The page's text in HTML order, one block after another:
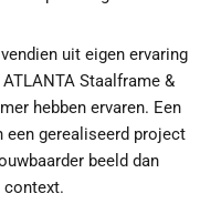
uit eigen ervaring
Staalframe &
hebben ervaren. Een
een gerealiseerd project
beeld dan
context.